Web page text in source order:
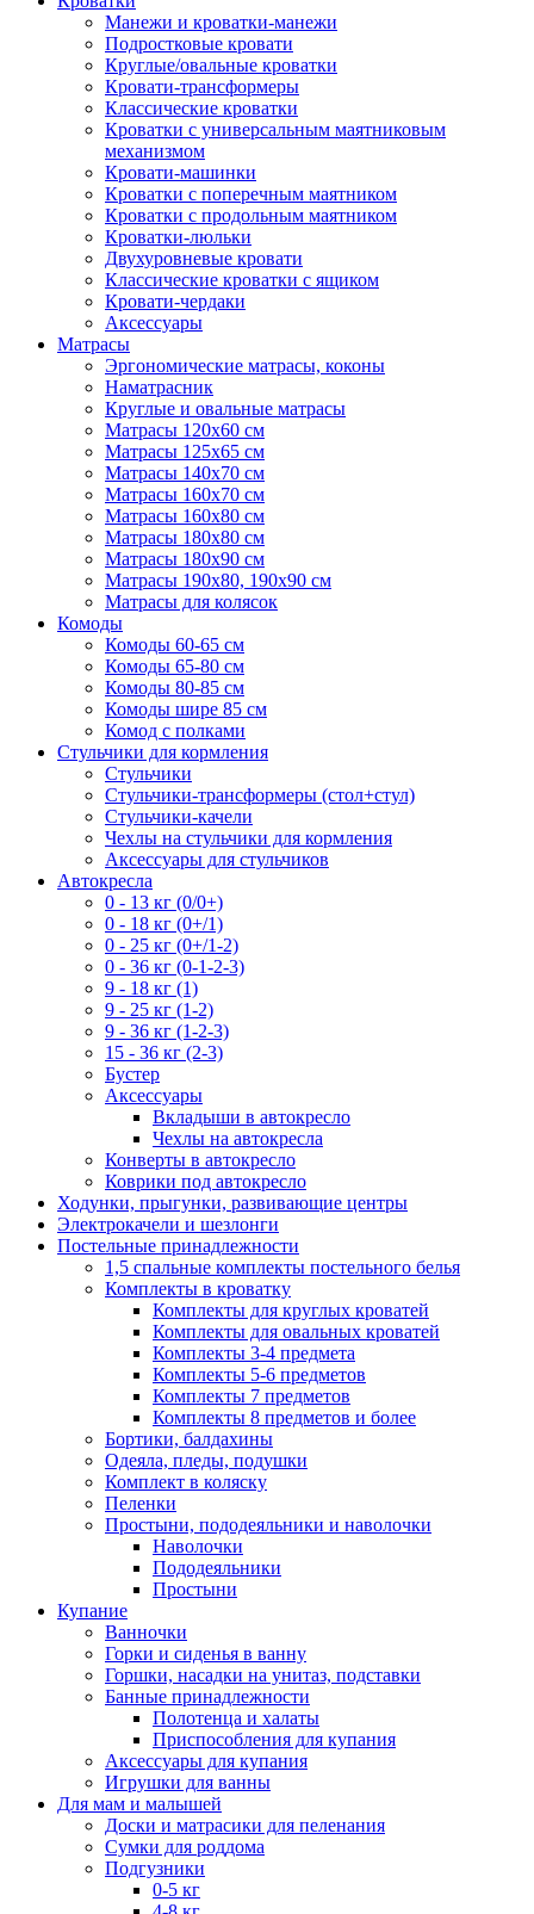
Манежи и кроватки-манежи
Подростковые кровати
Круглые/овальные кроватки
Кровати-трансформеры
Классические кроватки
Кроватки с универсальным маятниковым
механизмом
Кровати-машинки
Кроватки с поперечным маятником
Кроватки с продольным маятником
Кроватки-люльки
Двухуровневые кровати
Классические кроватки с ящиком
Кровати-чердаки
Аксессуары
Матрасы
Эргономические матрасы, коконы
Наматрасник
Круглые и овальные матрасы
Матрасы 120х60 см
Матрасы 125х65 см
Матрасы 140х70 см
Матрасы 160х70 см
Матрасы 160х80 см
Матрасы 180х80 см
Матрасы 180х90 см
Матрасы 190х80, 190х90 см
Матрасы для колясок
Комоды
Комоды 60-65 см
Комоды 65-80 см
Комоды 80-85 см
Комоды шире 85 см
Комод с полками
Стульчики для кормления
Стульчики
Стульчики-трансформеры (стол+стул)
Стульчики-качели
Чехлы на стульчики для кормления
Аксессуары для стульчиков
Автокресла
0 - 13 кг (0/0+)
0 - 18 кг (0+/1)
0 - 25 кг (0+/1-2)
0 - 36 кг (0-1-2-3)
9 - 18 кг (1)
9 - 25 кг (1-2)
9 - 36 кг (1-2-3)
15 - 36 кг (2-3)
Бустер
Аксессуары
Вкладыши в автокресло
Чехлы на автокресла
Конверты в автокресло
Коврики под автокресло
Ходунки, прыгунки, развивающие центры
Электрокачели и шезлонги
Постельные принадлежности
1,5 спальные комплекты постельного белья
Комплекты в кроватку
Комплекты для круглых кроватей
Комплекты для овальных кроватей
Комплекты 3-4 предмета
Комплекты 5-6 предметов
Комплекты 7 предметов
Комплекты 8 предметов и более
Бортики, балдахины
Одеяла, пледы, подушки
Комплект в коляску
Пеленки
Простыни, пододеяльники и наволочки
Наволочки
Пододеяльники
Простыни
Купание
Ванночки
Горки и сиденья в ванну
Горшки, насадки на унитаз, подставки
Банные принадлежности
Полотенца и халаты
Приспособления для купания
Аксессуары для купания
Игрушки для ванны
Для мам и малышей
Доски и матрасики для пеленания
Сумки для роддома
Подгузники
0-5 кг